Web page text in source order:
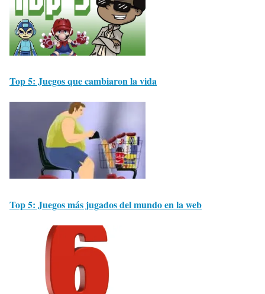
Top 5: Juegos que cambiaron la vida
Top 5: Juegos más jugados del mundo en la web